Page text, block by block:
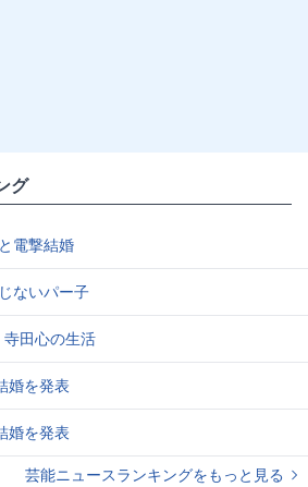
グ
電撃結婚
ないパー子
田心の生活
婚を発表
婚を発表
芸能ニュースランキングをもっと見る